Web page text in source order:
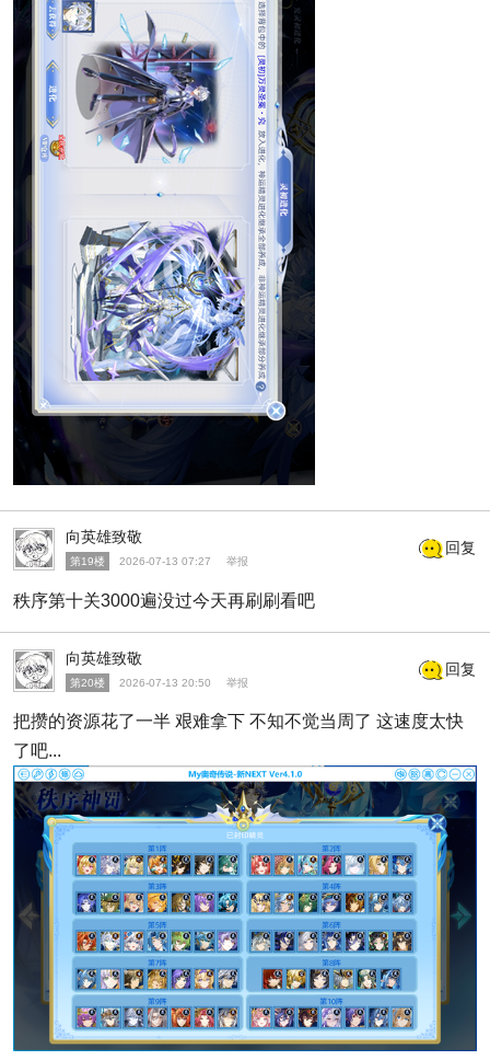
向英雄致敬
第19楼 2026-07-13 07:27 举报
回复
秩序第十关3000遍没过今天再刷刷看吧
向英雄致敬
第20楼 2026-07-13 20:50 举报
回复
把攒的资源花了一半 艰难拿下 不知不觉当周了 这速度太快
了吧...